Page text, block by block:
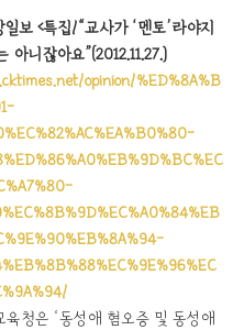
보 <특집/“교사가 ‘멘토’라야지
아니잖아요”(2012.11.27.)
opinion/%ED%8A%B
육청은 ‘동성애 혐오증 및 동성애